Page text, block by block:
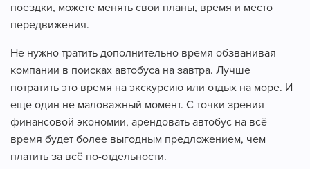
поездки, можете менять свои планы, время и место
передвижения.
Не нужно тратить дополнительно время обзванивая
компании в поисках автобуса на завтра. Лучше
потратить это время на экскурсию или отдых на море. И
еще один не маловажный момент. С точки зрения
финансовой экономии, арендовать автобус на всё
время будет более выгодным предложением, чем
платить за всё по-отдельности.